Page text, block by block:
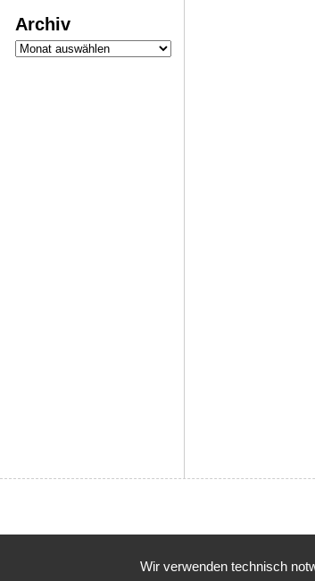
Archiv
Archiv
Wir verwenden technisch